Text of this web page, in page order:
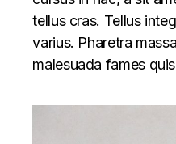
tellus cras. Tellus
varius. Pharetra
malesuada fames